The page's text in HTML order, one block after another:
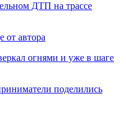
ДТП на трассе
от автора
огнями и уже в шаге
поделились